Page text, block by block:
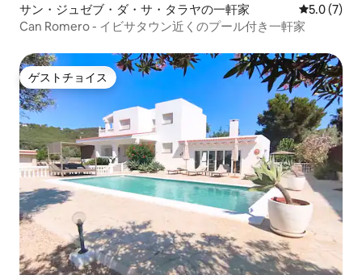
サン・ジュゼブ・ダ・サ・タラヤの一軒家 レビュー7
5.0 (7)
Can Romero - イビサタウン近くのプール付き一軒家
ゲストチョイス
ゲストチョイス